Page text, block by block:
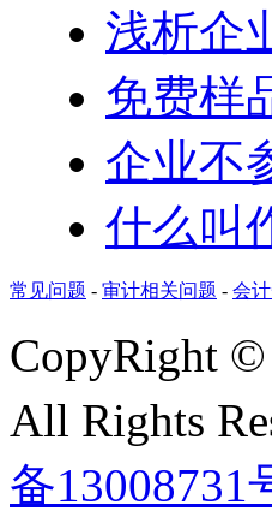
浅析企
免费样
企业不
什么叫
常见问题 - 审计相关问题 - 会
CopyRight ©
All Rights
备13008731